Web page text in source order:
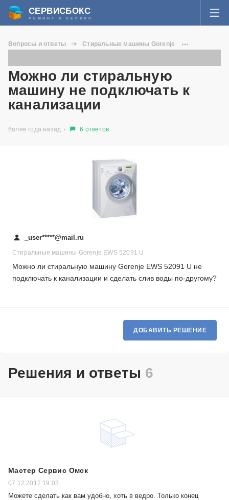
СЕРВИСБОКС
РЕМОНТ И СЕРВИС
Я забыл пароль
Регистрация
ВОПРОСЫ И ОТВЕТЫ
ДОБАВИТЬ СЕРВИСНЫЙ ЦЕНТР ИЛИ ЧАСТНОГО МАСТЕРА
ЗАДАТЬ ВОПРОС МАСТЕРАМ
Вопросы и ответы
Стиральные машины Gorenje
Можно ли стиральную
машину не подключать к
канализации
более года назад 6 ответов
_user*****@mail.ru
Стиральные машины Gorenje EWS 52091 U
Можно ли стиральную машину Gorenje EWS 52091 U не
подключать к канализации и сделать слив воды по-другому?
ДОБАВИТЬ РЕШЕНИЕ
Решения и ответы 6
Мастер Сервис Омск
07.12.2017 19:03
Можете сделать как вам удобно, хоть в ведро. Только конец